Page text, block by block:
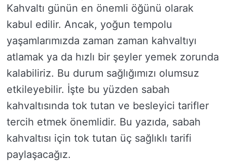
Kahvaltı günün en önemli öğünü olarak
kabul edilir. Ancak, yoğun tempolu
yaşamlarımızda zaman zaman kahvaltıyı
atlamak ya da hızlı bir şeyler yemek zorunda
kalabiliriz. Bu durum sağlığımızı olumsuz
etkileyebilir. İşte bu yüzden sabah
kahvaltısında tok tutan ve besleyici tarifler
tercih etmek önemlidir. Bu yazıda, sabah
kahvaltısı için tok tutan üç sağlıklı tarifi
paylaşacağız.